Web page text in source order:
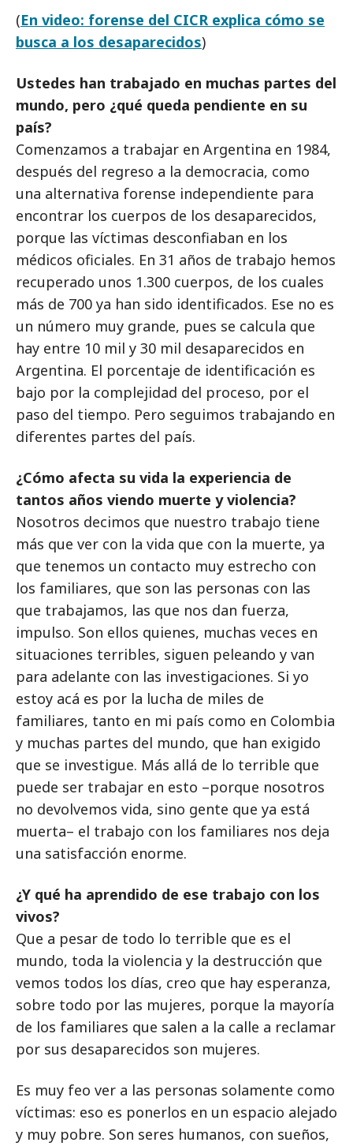
(En video: forense del CICR explica cómo se
busca a los desaparecidos)
Ustedes han trabajado en muchas partes del
mundo, pero ¿qué queda pendiente en su
país?
Comenzamos a trabajar en Argentina en 1984,
después del regreso a la democracia, como
una alternativa forense independiente para
encontrar los cuerpos de los desaparecidos,
porque las víctimas desconfiaban en los
médicos oficiales. En 31 años de trabajo hemos
recuperado unos 1.300 cuerpos, de los cuales
más de 700 ya han sido identificados. Ese no es
un número muy grande, pues se calcula que
hay entre 10 mil y 30 mil desaparecidos en
Argentina. El porcentaje de identificación es
bajo por la complejidad del proceso, por el
paso del tiempo. Pero seguimos trabajando en
diferentes partes del país.
¿Cómo afecta su vida la experiencia de
tantos años viendo muerte y violencia?
Nosotros decimos que nuestro trabajo tiene
más que ver con la vida que con la muerte, ya
que tenemos un contacto muy estrecho con
los familiares, que son las personas con las
que trabajamos, las que nos dan fuerza,
impulso. Son ellos quienes, muchas veces en
situaciones terribles, siguen peleando y van
para adelante con las investigaciones. Si yo
estoy acá es por la lucha de miles de
familiares, tanto en mi país como en Colombia
y muchas partes del mundo, que han exigido
que se investigue. Más allá de lo terrible que
puede ser trabajar en esto –porque nosotros
no devolvemos vida, sino gente que ya está
muerta– el trabajo con los familiares nos deja
una satisfacción enorme.
¿Y qué ha aprendido de ese trabajo con los
vivos?
Que a pesar de todo lo terrible que es el
mundo, toda la violencia y la destrucción que
vemos todos los días, creo que hay esperanza,
sobre todo por las mujeres, porque la mayoría
de los familiares que salen a la calle a reclamar
por sus desaparecidos son mujeres.
Es muy feo ver a las personas solamente como
víctimas: eso es ponerlos en un espacio alejado
y muy pobre. Son seres humanos, con sueños,